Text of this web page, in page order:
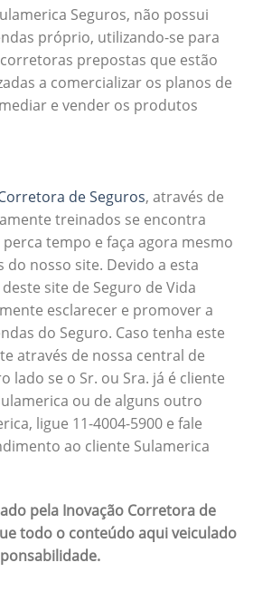
Seguros, não possui
próprio, utilizando-se para
prepostas que estão
a comercializar os planos de
e vender os produtos
de Seguros, através de
treinados se encontra
tempo e faça agora mesmo
do nosso site. Devido a esta
site de Seguro de Vida
esclarecer e promover a
do Seguro. Caso tenha este
através de nossa central de
lado se o Sr. ou Sra. já é cliente
ou de alguns outro
ligue 11-4004-5900 e fale
ao cliente Sulamerica
pela Inovação Corretora de
todo o conteúdo aqui veiculado